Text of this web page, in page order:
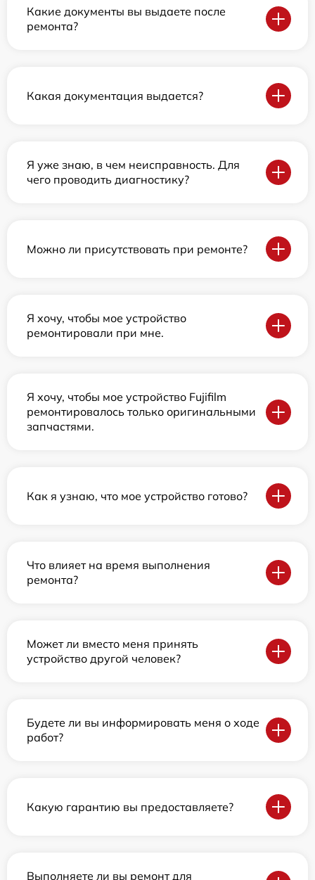
Какие документы вы выдаете после
ремонта?
Какая документация выдается?
Я уже знаю, в чем неисправность. Для
чего проводить диагностику?
Можно ли присутствовать при ремонте?
Я хочу, чтобы мое устройство
ремонтировали при мне.
Я хочу, чтобы мое устройство Fujifilm
ремонтировалось только оригинальными
запчастями.
Как я узнаю, что мое устройство готово?
Что влияет на время выполнения
ремонта?
Может ли вместо меня принять
устройство другой человек?
Будете ли вы информировать меня о ходе
работ?
Какую гарантию вы предоставляете?
Выполняете ли вы ремонт для